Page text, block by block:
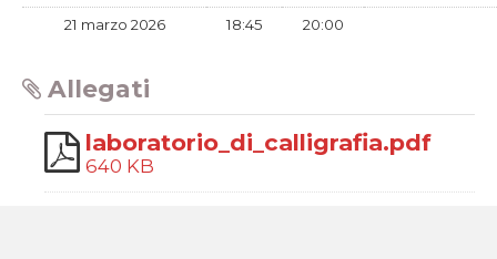
21 marzo 2026
18:45 20:00
Allegati
laboratorio_di_calligrafia.pdf
640 KB